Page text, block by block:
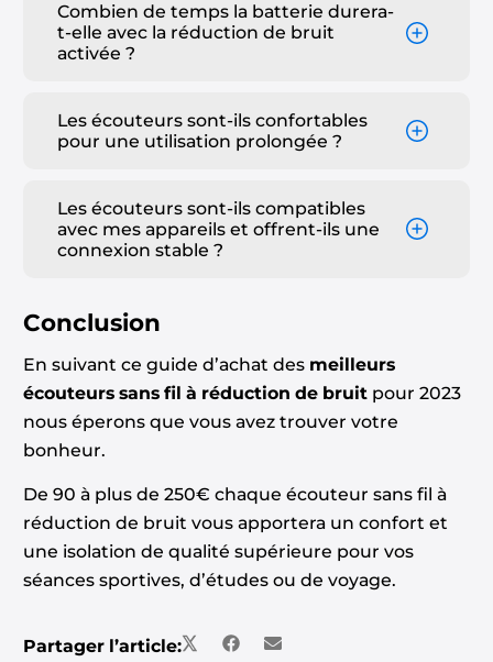
Combien de temps la batterie durera-
t-elle avec la réduction de bruit
activée ?
Les écouteurs sont-ils confortables
pour une utilisation prolongée ?
Les écouteurs sont-ils compatibles
avec mes appareils et offrent-ils une
connexion stable ?
Conclusion
En suivant ce guide d’achat des meilleurs
écouteurs sans fil à réduction de bruitpour 2023
nous éperons que vous avez trouver votre
bonheur.
De 90 à plus de 250€ chaque écouteur sans fil à
réduction de bruit vous apportera un confort et
une isolation de qualité supérieure pour vos
séances sportives, d’études ou de voyage.
Partager l’article: